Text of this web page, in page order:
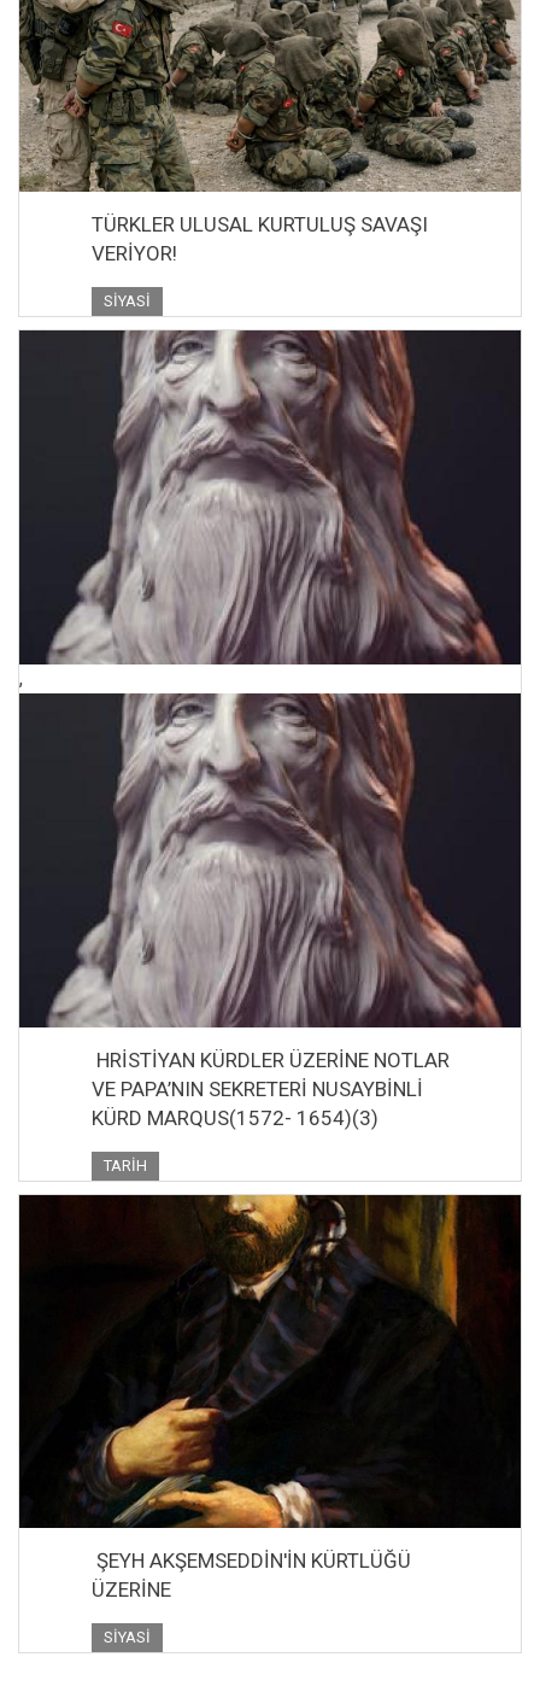
TÜRKLER ULUSAL KURTULUŞ SAVAŞI
VERİYOR!
SIYASI
,
HRİSTİYAN KÜRDLER ÜZERİNE NOTLAR
VE PAPA’NIN SEKRETERİ NUSAYBİNLİ
KÜRD MARQUS(1572- 1654)(3)
TARIH
ŞEYH AKŞEMSEDDİN'İN KÜRTLÜĞÜ
ÜZERİNE
SIYASI